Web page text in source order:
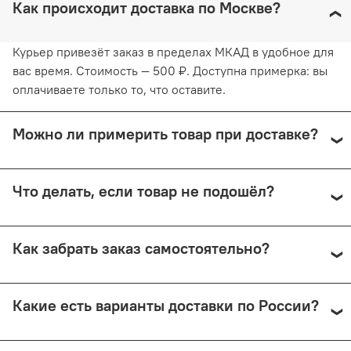
Как происходит доставка по Москве?
Курьер привезёт заказ в пределах МКАД в удобное для
вас время. Стоимость — 500 ₽. Доступна примерка: вы
оплачиваете только то, что оставите.
Можно ли примерить товар при доставке?
СДЭК с примеркой. Первые 15 минут — бесплатно.
Что делать, если товар не подошёл?
Почтой России (в этом случае возврат невозможен).
Как забрать заказ самостоятельно?
Малый Николопесковский пер., 4 (м. Арбатская). Срок
Какие есть варианты доставки по России?